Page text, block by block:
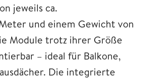
jeweils ca.
Meter und einem Gewicht von
Module trotz ihrer Größe
– ideal für Balkone,
Die integrierte